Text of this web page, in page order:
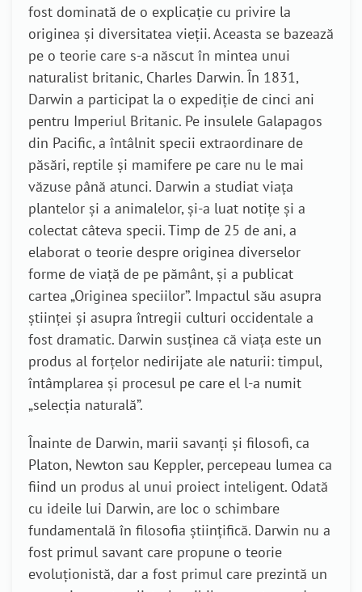
fost dominată de o explicație cu privire la
originea și diversitatea vieții. Aceasta se bazează
pe o teorie care s-a născut în mintea unui
naturalist britanic, Charles Darwin. În 1831,
Darwin a participat la o expediție de cinci ani
pentru Imperiul Britanic. Pe insulele Galapagos
din Pacific, a întâlnit specii extraordinare de
păsări, reptile și mamifere pe care nu le mai
văzuse până atunci. Darwin a studiat viața
plantelor și a animalelor, și-a luat notițe și a
colectat câteva specii. Timp de 25 de ani, a
elaborat o teorie despre originea diverselor
forme de viață de pe pământ, și a publicat
cartea „Originea speciilor’’. Impactul său asupra
științei și asupra întregii culturi occidentale a
fost dramatic. Darwin susținea că viața este un
produs al forțelor nedirijate ale naturii: timpul,
întâmplarea și procesul pe care el l-a numit
„selecția naturală”.
Înainte de Darwin, marii savanți și filosofi, ca
Platon, Newton sau Keppler, percepeau lumea ca
fiind un produs al unui proiect inteligent. Odată
cu ideile lui Darwin, are loc o schimbare
fundamentală în filosofia științifică. Darwin nu a
fost primul savant care propune o teorie
evoluționistă, dar a fost primul care prezintă un